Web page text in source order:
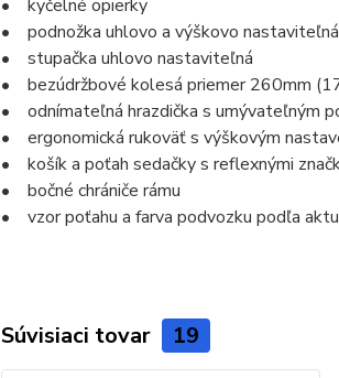
• kyčelné opierky
• podnožka uhlovo a výškovo nastaviteľná
• stupačka uhlovo nastaviteľná
• bezúdržbové kolesá priemer 260mm
• odnímateľná hrazdička s umývateľným
• ergonomická rukoväť s výškovým
• košík a poťah sedačky s reflexnými
• bočné chrániče rámu
• vzor poťahu a farva podvozku podľa
Súvisiaci tovar 19